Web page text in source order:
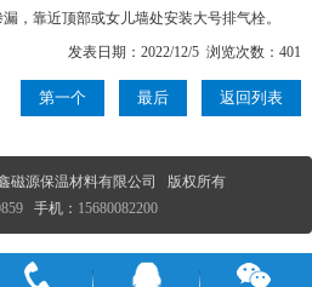
，靠近顶部或女儿墙处安装大号排气栓。
发表日期：2022/12/5 浏览次数：401
第一个 最后 返回列表
磁源保温材料有限公司 版权所有
手机： 15680082200